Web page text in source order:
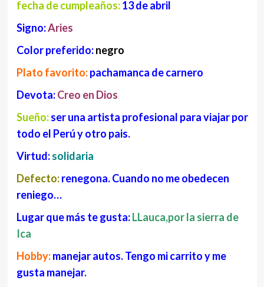
fecha de cumpleaños:13 de abril
Signo:Aries
Color preferido:negro
Plato favorito:pachamanca de carnero
Devota:Creo en Dios
Sueño:ser una artista profesional para viajar por
todo el Perú y otro pais.
Virtud:solidaria
Defecto:renegona. Cuando no me obedecen
reniego…
Lugar que más te gusta:LLauca,por la sierra de
Ica
Hobby:manejar autos. Tengo mi carrito y me
gusta manejar.